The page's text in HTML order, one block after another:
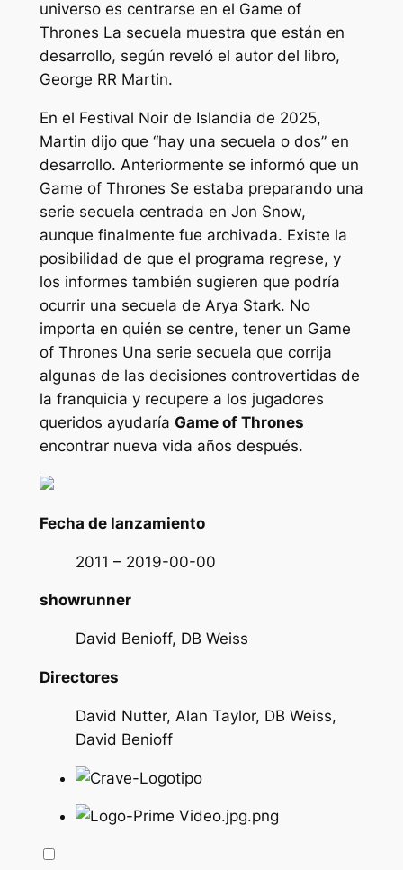
universo es centrarse en el Game of
Thrones La secuela muestra que están en
desarrollo, según reveló el autor del libro,
George RR Martin.
En el Festival Noir de Islandia de 2025,
Martin dijo que “hay una secuela o dos” en
desarrollo. Anteriormente se informó que un
Game of Thrones Se estaba preparando una
serie secuela centrada en Jon Snow,
aunque finalmente fue archivada. Existe la
posibilidad de que el programa regrese, y
los informes también sugieren que podría
ocurrir una secuela de Arya Stark. No
importa en quién se centre, tener un Game
of Thrones Una serie secuela que corrija
algunas de las decisiones controvertidas de
la franquicia y recupere a los jugadores
queridos ayudaría Game of Thrones
encontrar nueva vida años después.
Fecha de lanzamiento
2011 – 2019-00-00
showrunner
David Benioff, DB Weiss
Directores
David Nutter, Alan Taylor, DB Weiss,
David Benioff